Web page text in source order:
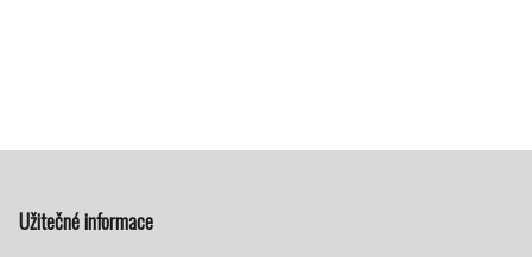
Užitečné informace